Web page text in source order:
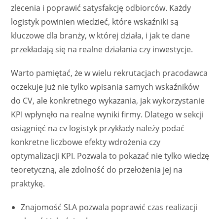
zlecenia i poprawić satysfakcję odbiorców. Każdy
logistyk powinien wiedzieć, które wskaźniki są
kluczowe dla branży, w której działa, i jak te dane
przekładają się na realne działania czy inwestycje.
Warto pamiętać, że w wielu rekrutacjach pracodawca
oczekuje już nie tylko wpisania samych wskaźników
do CV, ale konkretnego wykazania, jak wykorzystanie
KPI wpłynęło na realne wyniki firmy. Dlatego w sekcji
osiągnięć na cv logistyk przykłady należy podać
konkretne liczbowe efekty wdrożenia czy
optymalizacji KPI. Pozwala to pokazać nie tylko wiedzę
teoretyczną, ale zdolność do przełożenia jej na
praktykę.
Znajomość SLA pozwala poprawić czas realizacji